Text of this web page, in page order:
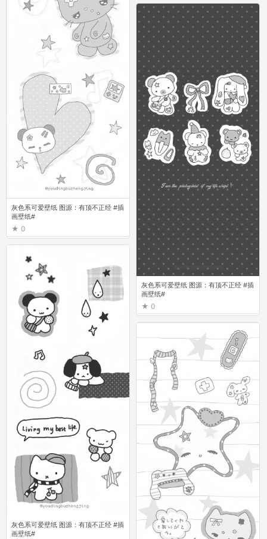
灰色系可爱壁纸 图源：有顶不正经 #插
画壁纸#
0
灰色系可爱壁纸 图源：有顶不正经 #插
画壁纸#
0
灰色系可爱壁纸 图源：有顶不正经 #插
画壁纸#